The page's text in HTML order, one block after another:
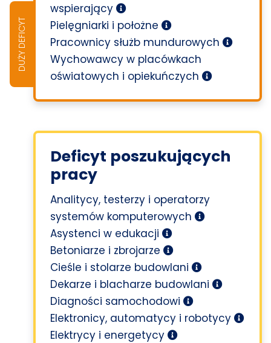
DUŻY DEFICYT
wspierający
Pielęgniarki i położne
Pracownicy służb mundurowych
Wychowawcy w placówkach
oświatowych i opiekuńczych
Deficyt poszukujących
pracy
Analitycy, testerzy i operatorzy
systemów komputerowych
Asystenci w edukacji
Betoniarze i zbrojarze
Cieśle i stolarze budowlani
Dekarze i blacharze budowlani
Diagności samochodowi
Elektronicy, automatycy i robotycy
Elektrycy i energetycy